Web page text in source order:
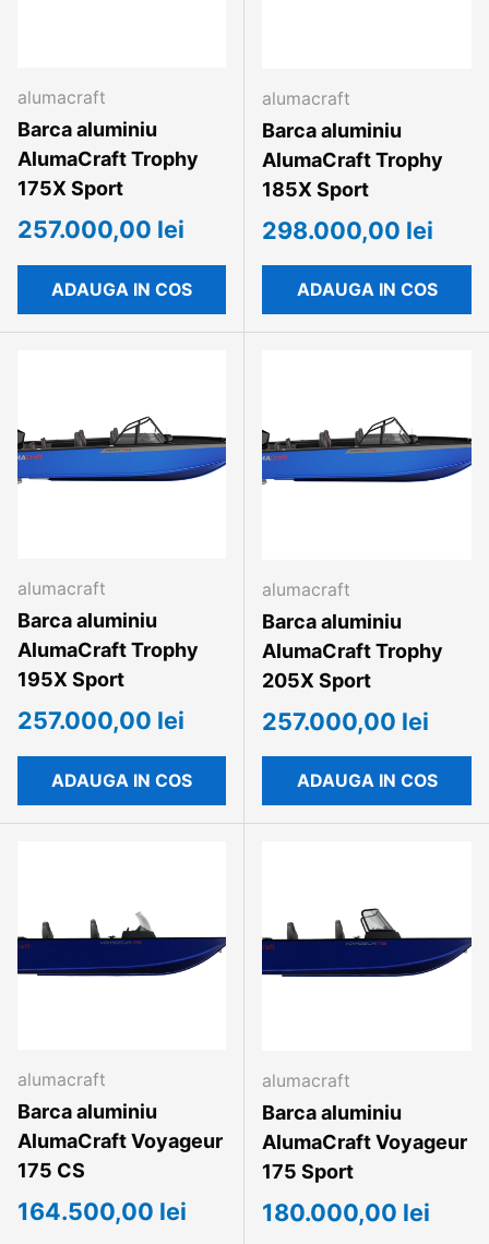
alumacraft
Barca aluminiu
AlumaCraft Trophy
175X Sport
257.000,00 lei
ADAUGA IN COS
alumacraft
Barca aluminiu
AlumaCraft Trophy
185X Sport
298.000,00 lei
ADAUGA IN COS
alumacraft
Barca aluminiu
AlumaCraft Trophy
195X Sport
257.000,00 lei
ADAUGA IN COS
alumacraft
Barca aluminiu
AlumaCraft Trophy
205X Sport
257.000,00 lei
ADAUGA IN COS
alumacraft
Barca aluminiu
AlumaCraft Voyageur
175 CS
164.500,00 lei
alumacraft
Barca aluminiu
AlumaCraft Voyageur
175 Sport
180.000,00 lei